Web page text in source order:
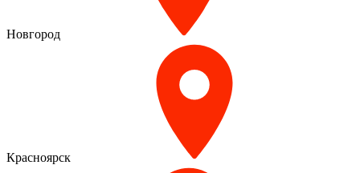
Новгород
Красноярск